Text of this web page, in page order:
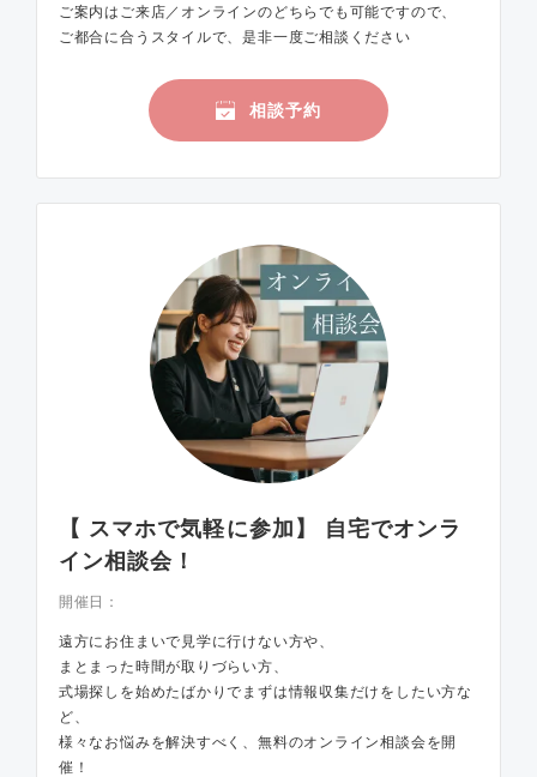
ご案内はご来店／オンラインのどちらでも可能ですので、
ご都合に合うスタイルで、是非一度ご相談ください
相談予約
【 スマホで気軽に参加】 自宅でオンラ
イン相談会！
開催日：
遠方にお住まいで見学に行けない方や、
まとまった時間が取りづらい方、
式場探しを始めたばかりでまずは情報収集だけをしたい方な
ど、
様々なお悩みを解決すべく、無料のオンライン相談会を開
催！